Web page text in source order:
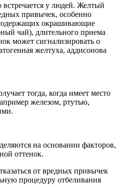
встречается у людей. Желтый
привычек, особенно
окрашивающие
чай), длительного приема
может сигнализировать о
желтуха, аддисонова
тогда, когда имеет место
железом, ртутью,
на основании факторов,
оттенок.
от вредных привычек
процедуру отбеливания